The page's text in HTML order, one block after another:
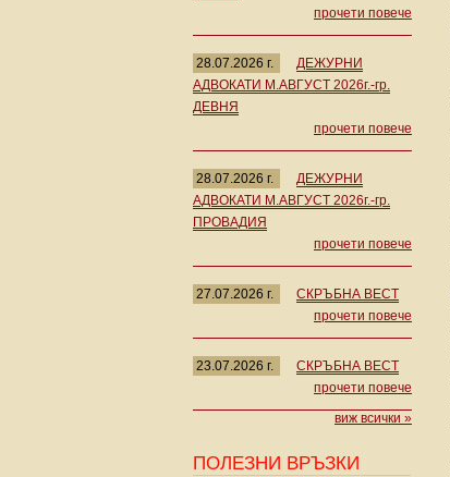
прочети повече
28.07.2026 г.
ДЕЖУРНИ
АДВОКАТИ М.АВГУСТ 2026г.-гр.
ДЕВНЯ
прочети повече
28.07.2026 г.
ДЕЖУРНИ
АДВОКАТИ М.АВГУСТ 2026г.-гр.
ПРОВАДИЯ
прочети повече
27.07.2026 г.
СКРЪБНА ВЕСТ
прочети повече
23.07.2026 г.
СКРЪБНА ВЕСТ
прочети повече
виж всички »
ПОЛЕЗНИ ВРЪЗКИ